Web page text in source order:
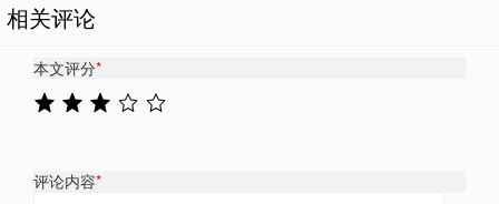
相关评论
本文评分*
评论内容*